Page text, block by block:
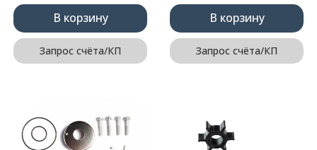
В корзину
Запрос счёта/КП
В корзину
Запрос счёта/КП